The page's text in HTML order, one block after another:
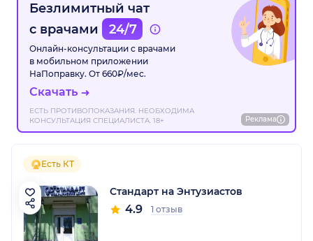
Безлимитный чат
с врачами
24/7
Онлайн-консультации с врачами
в мобильном приложении
НаПоправку. От 660₽/мес.
Скачать
ЕСТЬ ПРОТИВОПОКАЗАНИЯ. НЕОБХОДИМА
КОНСУЛЬТАЦИЯ СПЕЦИАЛИСТА. 18+
Реклама
Есть КТ
Стандарт на Энтузиастов
4.9 1 отзыв